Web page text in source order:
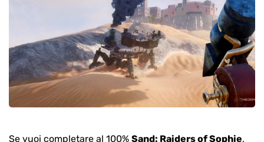
Se vuoi completare al 100% Sand: Raiders of Sophie,